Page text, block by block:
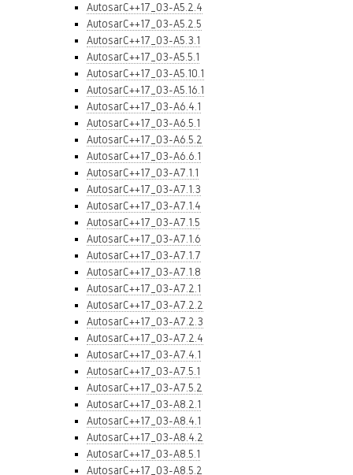
AutosarC++17_03-A5.2.4
AutosarC++17_03-A5.2.5
AutosarC++17_03-A5.3.1
AutosarC++17_03-A5.5.1
AutosarC++17_03-A5.10.1
AutosarC++17_03-A5.16.1
AutosarC++17_03-A6.4.1
AutosarC++17_03-A6.5.1
AutosarC++17_03-A6.5.2
AutosarC++17_03-A6.6.1
AutosarC++17_03-A7.1.1
AutosarC++17_03-A7.1.3
AutosarC++17_03-A7.1.4
AutosarC++17_03-A7.1.5
AutosarC++17_03-A7.1.6
AutosarC++17_03-A7.1.7
AutosarC++17_03-A7.1.8
AutosarC++17_03-A7.2.1
AutosarC++17_03-A7.2.2
AutosarC++17_03-A7.2.3
AutosarC++17_03-A7.2.4
AutosarC++17_03-A7.4.1
AutosarC++17_03-A7.5.1
AutosarC++17_03-A7.5.2
AutosarC++17_03-A8.2.1
AutosarC++17_03-A8.4.1
AutosarC++17_03-A8.4.2
AutosarC++17_03-A8.5.1
AutosarC++17_03-A8.5.2